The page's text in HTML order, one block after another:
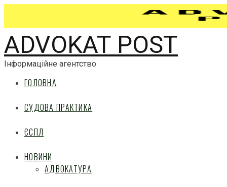
ADVOKAT POST
Інформаційне агентство
ГОЛОВНА
СУДОВА ПРАКТИКА
ЄСПЛ
НОВИНИ
АДВОКАТУРА